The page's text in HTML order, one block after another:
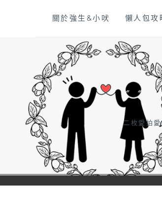
關於強生&小吠 懶人包攻
二枚愛拍